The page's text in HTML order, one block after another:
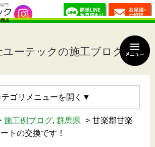
ユーテックの施工ブログ
テゴリメニュー
施工例ブログ, 群馬県
甘楽郡甘楽
トの交換です！